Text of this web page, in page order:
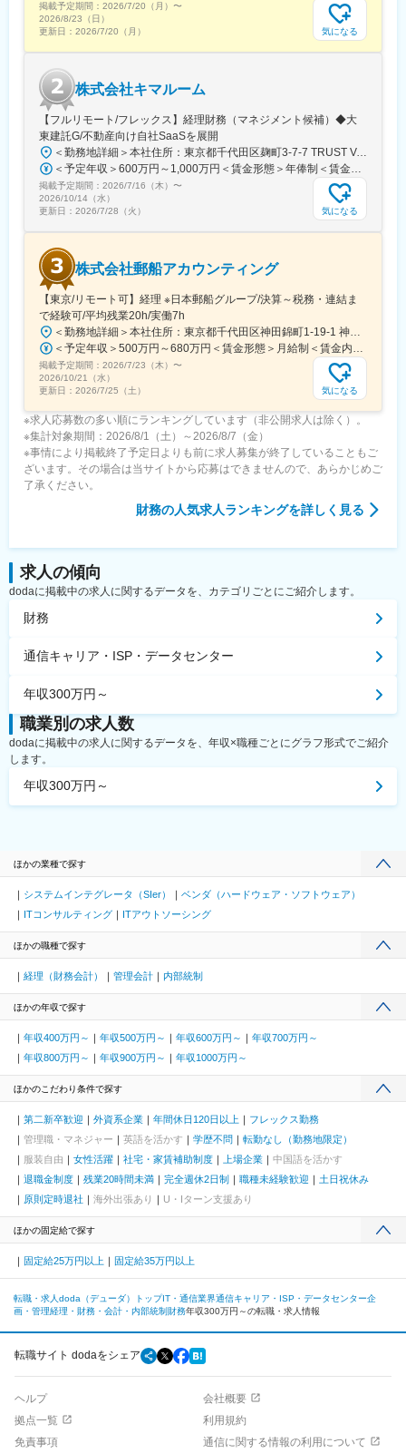
＜会社拡大において肝となるポジション＞
本ポジションは経営戦略、予算編成、IR業務という企業の健全な
持続的成長に向けた重要な立ち位置となります。企業・事業拡大
す。適切に企業状況を把握・分析から行いますので、企業の全体
像を知ったうえで、仕事を進めることができます。
変更の範囲：会社の定める業務
掲載予定期間： 2026/7/20（月） 〜
2026/8/23（日）
更新日： 2026/7/20（月） 気になる
株式会社キマルーム
【フルリモート/フレックス】経理財務（マネジメント候補）◆大
東建託G/不動産向け自社SaaSを展開
＜勤務地詳細＞本社住所：東京都千代田区麹町3-7-7 TRUST VALUE 麹町 5F 受動喫煙対策：敷地内全面禁煙変更の範囲：会社の定める事業所（リモートワーク含む）
＜予定年収＞600万円～1,000万円＜賃金形態＞年俸制＜賃金内訳＞年額（基本給）：3,600,000円～7,000,000円その他固定手当/月：200,000円～250,000円＜月額＞500,000円～833,333円（12分割）＜昇給有無＞有＜残業手当＞無＜給与補足＞※月額は固定手当（役職給等）を含めた表記です。賃金はあくまでも目安の金額であり、選考を通じて上下する可能性があります。月給(月額)は固定手当を含めた表記です。
掲載予定期間： 2026/7/16（木） 〜
2026/10/14（水）
更新日： 2026/7/28（火） 気になる
株式会社郵船アカウンティング
【東京/リモート可】経理 ※日本郵船グループ/決算～税務・連結ま
で経験可/平均残業20h/実働7h
＜勤務地詳細＞本社住所：東京都千代田区神田錦町1-19-1 神田橋パークビル勤務地最寄駅：地下鉄各線／大手町駅受動喫煙対策：屋内全面禁煙変更の範囲：会社の定める事業所
＜予定年収＞500万円～680万円＜賃金形態＞月給制＜賃金内訳＞月額（基本給）：270,000円～360,000円＜月給＞270,000円～360,000円＜昇給有無＞有＜残業手当＞有＜給与補足＞※前職・経験を考慮します。■賞与：年2回賃金はあくまでも目安の金額であり、選考を通じて上下する可能性があります。月給(月額)は固定手当を含めた表記です。
掲載予定期間： 2026/7/23（木） 〜
2026/10/21（水）
更新日： 2026/7/25（土） 気になる
※求人応募数の多い順にランキングしています（非公開求人は除く）。
※集計対象期間：2026/8/1（土）～2026/8/7（金）
※事情により掲載終了予定日よりも前に求人募集が終了していることもご
ざいます。その場合は当サイトから応募はできませんので、あらかじめご
了承ください。
財務の人気求人ランキングを詳しく見る
求人の傾向
dodaに掲載中の求人に関するデータを、カテゴリごとにご紹介します。
財務
通信キャリア・ISP・データセンター
年収300万円～
職業別の求人数
dodaに掲載中の求人に関するデータを、年収×職種ごとにグラフ形式でご紹介
します。
年収300万円～
ほかの業種で探す
システムインテグレータ（SIer）
ベンダ（ハードウェア・ソフトウェア）
ITコンサルティング
ITアウトソーシング
ほかの職種で探す
経理（財務会計） 管理会計 内部統制
ほかの年収で探す
年収400万円～ 年収500万円～ 年収600万円～
年収700万円～
年収800万円～
年収900万円～ 年収1000万円～
ほかのこだわり条件で探す
第二新卒歓迎 外資系企業 年間休日120日以上
フレックス勤務
管理職・マネジャー
英語を活かす 学歴不問
転勤なし（勤務地限定）
服装自由
女性活躍 社宅・家賃補助制度 上場企業
中国語を活かす
退職金制度
残業20時間未満 完全週休2日制 職種未経験歓迎
土日祝休み
原則定時退社
海外出張あり U・Iターン支援あり
ほかの固定給で探す
固定給25万円以上 固定給35万円以上
転職・求人doda（デューダ）トップIT・通信業界通信キャリア・ISP・データセンター企
画・管理経理・財務・会計・内部統制 財務年収300万円～の転職・求人情報
転職サイト dodaをシェア
ヘルプ
会社概要
拠点一覧
利用規約
免責事項
通信に関する情報の利用について